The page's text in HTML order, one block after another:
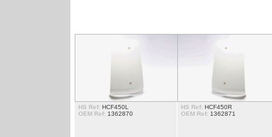
HS Ref: HCF450L
OEM Ref: 1362870
HS Ref: HCF450R
OEM Ref: 1362871